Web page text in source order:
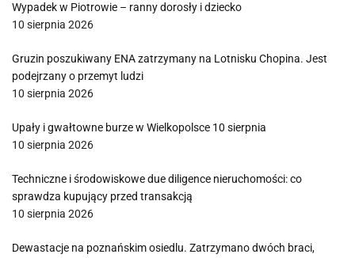
Wypadek w Piotrowie – ranny dorosły i dziecko
10 sierpnia 2026
Gruzin poszukiwany ENA zatrzymany na Lotnisku Chopina. Jest
podejrzany o przemyt ludzi
10 sierpnia 2026
Upały i gwałtowne burze w Wielkopolsce 10 sierpnia
10 sierpnia 2026
Techniczne i środowiskowe due diligence nieruchomości: co
sprawdza kupujący przed transakcją
10 sierpnia 2026
Dewastacje na poznańskim osiedlu. Zatrzymano dwóch braci,